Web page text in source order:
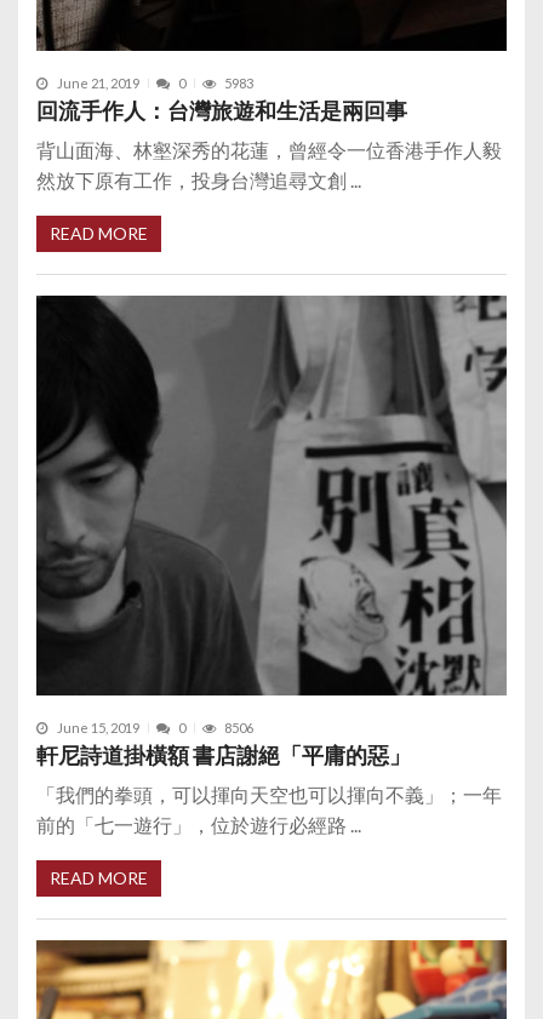
June 21, 2019 0 5983
回流手作人：台灣旅遊和生活是兩回事
背山面海、林壑深秀的花蓮，曾經令一位香港手作人毅
然放下原有工作，投身台灣追尋文創 ...
READ MORE
June 15, 2019 0 8506
軒尼詩道掛橫額 書店謝絕「平庸的惡」
「我們的拳頭，可以揮向天空也可以揮向不義」；一年
前的「七一遊行」，位於遊行必經路 ...
READ MORE